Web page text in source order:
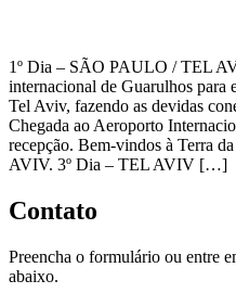
1º Dia – SÃO PAULO / TEL
internacional de Guarulhos para
Tel Aviv, fazendo as devidas
Chegada ao Aeroporto
recepção. Bem-vindos à Terra
AVIV. 3º Dia – TEL AVIV […]
Contato
Preencha o formulário ou entre
abaixo.